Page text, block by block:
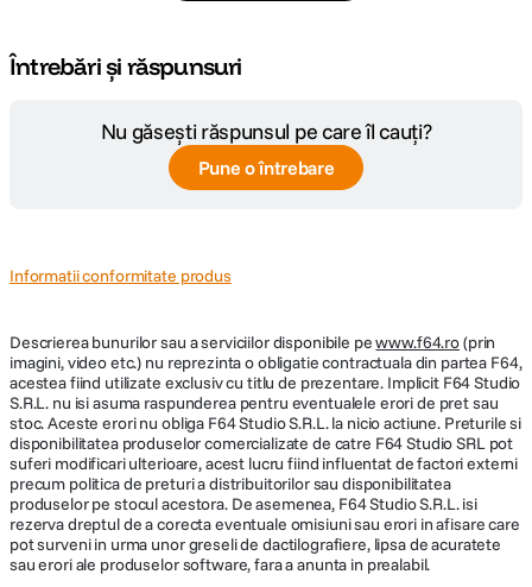
DIMENSIUNE / GREUTATE:
52 mm
Greutate 190 gr
Întrebări și răspunsuri
Nu găsești răspunsul pe care îl cauți?
Pune o întrebare
Informatii conformitate produs
Descrierea bunurilor sau a serviciilor disponibile pewww.f64.ro(prin
imagini, video etc.) nu reprezinta o obligatie contractuala din partea F64,
acestea fiind utilizate exclusiv cu titlu de prezentare. Implicit F64 Studio
S.R.L. nu isi asuma raspunderea pentru eventualele erori de pret sau
stoc. Aceste erori nu obliga F64 Studio S.R.L. la nicio actiune. Preturile si
disponibilitatea produselor comercializate de catre F64 Studio SRL pot
suferi modificari ulterioare, acest lucru fiind influentat de factori externi
precum politica de preturi a distribuitorilor sau disponibilitatea
produselor pe stocul acestora. De asemenea, F64 Studio S.R.L. isi
rezerva dreptul de a corecta eventuale omisiuni sau erori in afisare care
pot surveni in urma unor greseli de dactilografiere, lipsa de acuratete
sau erori ale produselor software, fara a anunta in prealabil.